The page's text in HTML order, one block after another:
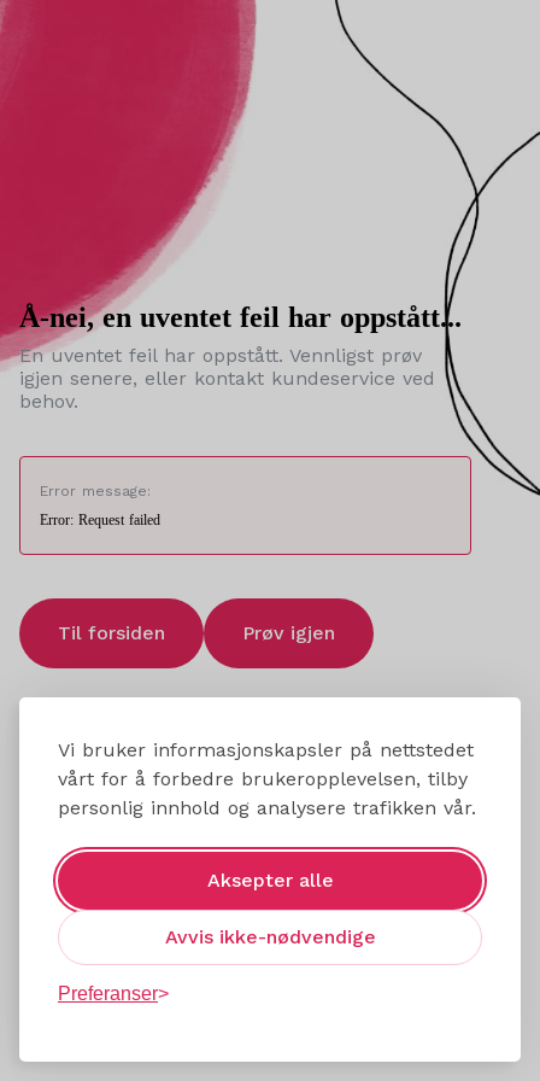
Vi bruker informasjonskapsler på nettstedet
vårt for å forbedre brukeropplevelsen, tilby
personlig innhold og analysere trafikken vår.
Aksepter alle
Avvis ikke-nødvendige
Preferanser
Å-nei, en uventet feil har oppstått...
En uventet feil har oppstått. Vennligst prøv
igjen senere, eller kontakt kundeservice ved
behov.
Error message:
Error: Request failed
Til forsiden Prøv igjen